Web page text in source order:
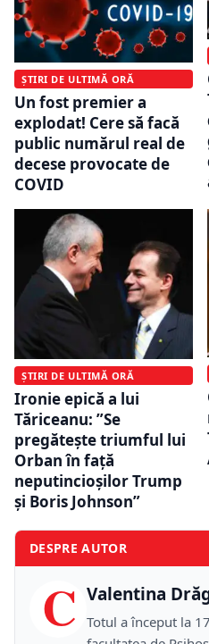
ȘTIRI DE ULTIMĂ ORĂ
Un fost premier a
explodat! Cere să facă
public numărul real de
decese provocate de
COVID
ȘTIRI DE ULTIMĂ ORĂ
Ironie epică a lui
Tăriceanu: ”Se
pregătește triumful lui
Orban în față
neputincioșilor Trump
și Boris Johnson”
DESPRE AUTOR
C Valentina
Totul a început la